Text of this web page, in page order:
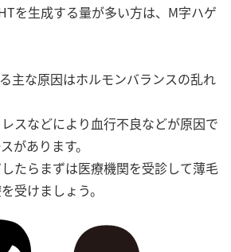
を生成する量が多い方は、M字ハゲ
主な原因はホルモンバランスの乱れ
スなどにより血行不良などが原因で
があります。
たらまずは医療機関を受診して薄毛
受けましょう。